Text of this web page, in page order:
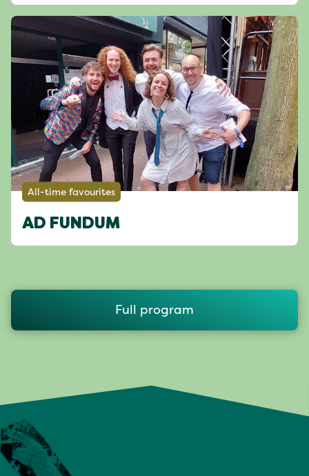
All-time favourites
AD FUNDUM
Full program